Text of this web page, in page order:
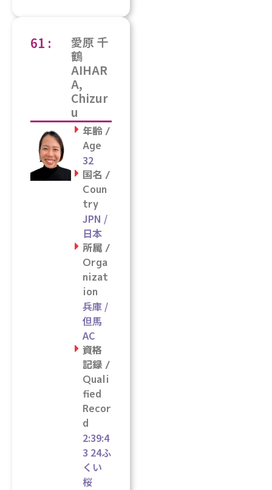
61 :
愛原 千
鶴
AIHAR
A,
Chizur
u
年齢 /
Age
32
国名 /
Coun
try
JPN /
日本
所属 /
Orga
nizat
ion
兵庫 /
但馬
AC
資格
記録 /
Quali
fied
Recor
d
2:39:4
3 24ふ
くい
桜